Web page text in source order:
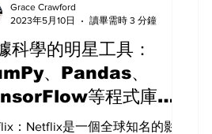
科學的明星工具：
、Pandas、
等程式庫在
產品中的應用
：Netflix是一個全球知名的影音
Grace Crawford
2023年5月10日
讀畢需時 3 分鐘